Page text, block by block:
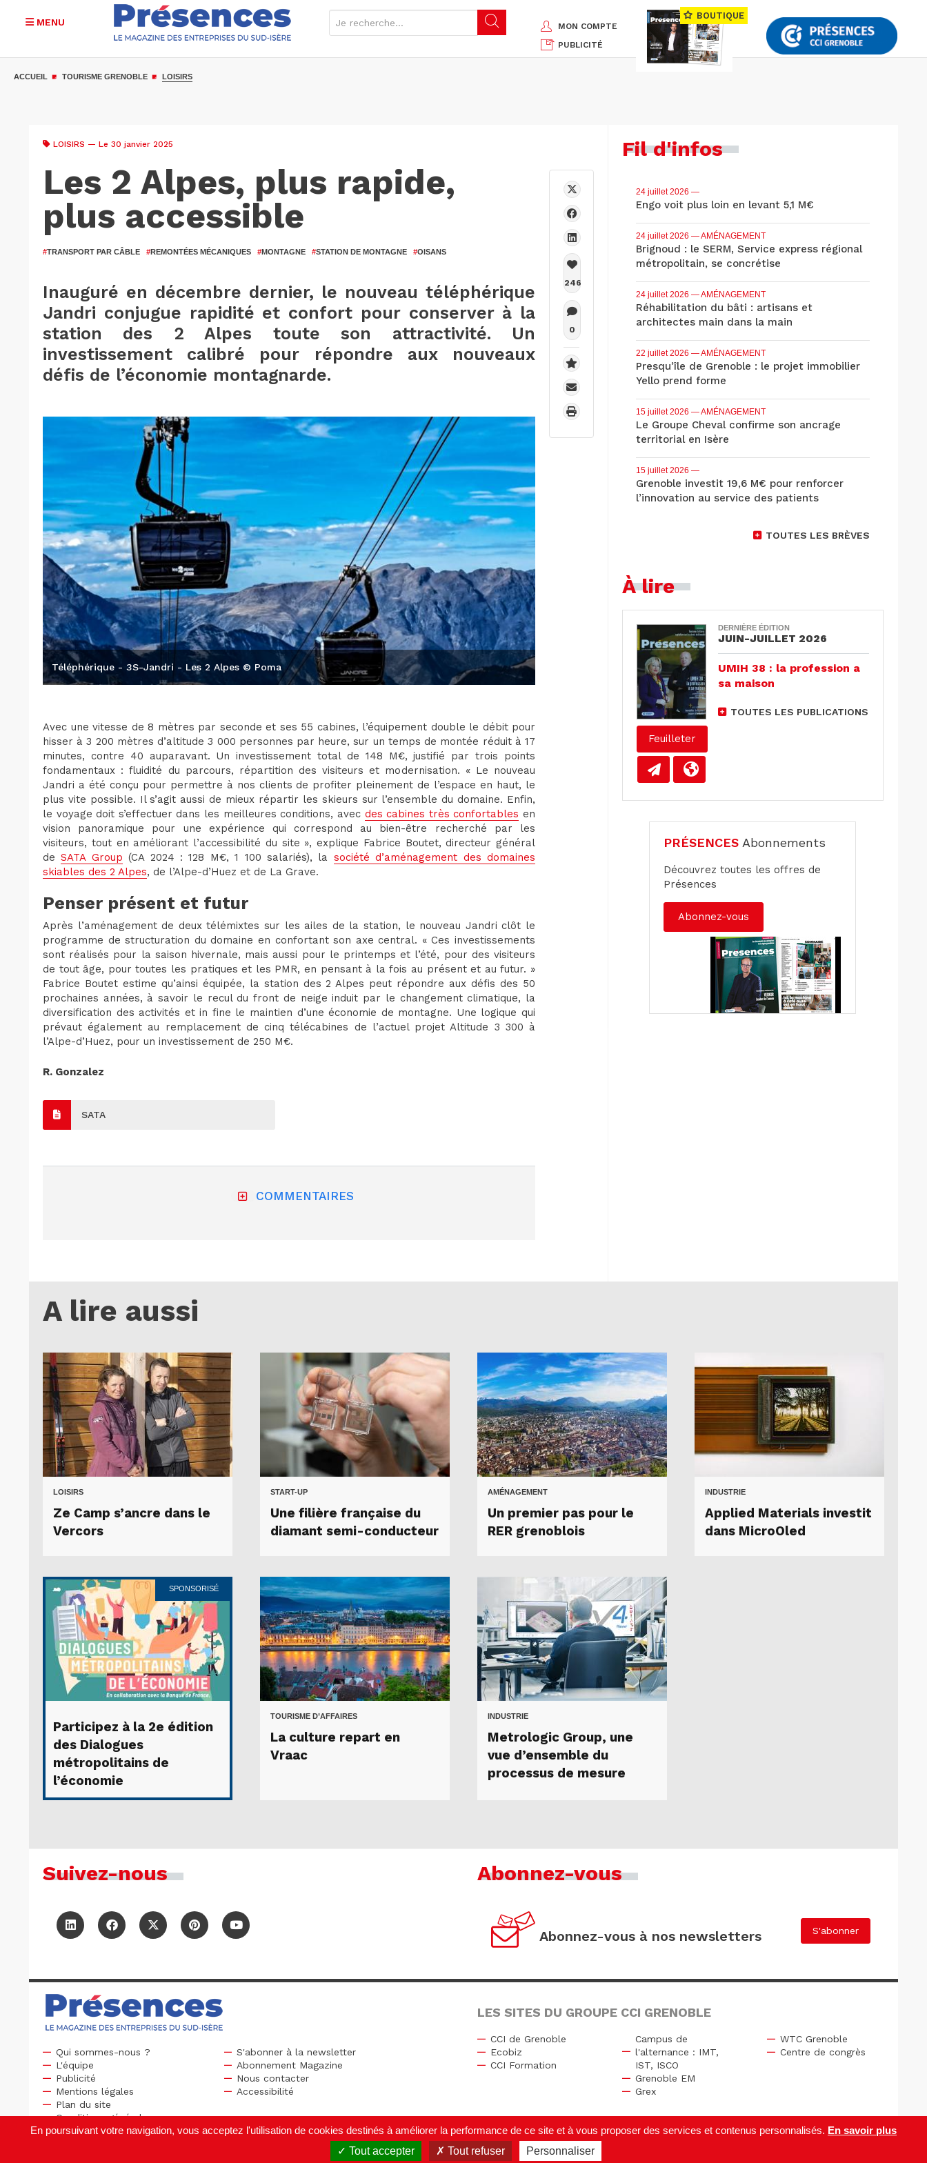
MENU
MON COMPTE
PUBLICITÉ
BOUTIQUE
ACCUEIL TOURISME GRENOBLE LOISIRS
LOISIRS — Le 30 janvier 2025
Les 2 Alpes, plus rapide,
plus accessible
#TRANSPORT PAR CÂBLE #REMONTÉES MÉCANIQUES #MONTAGNE #STATION DE MONTAGNE #OISANS
Inauguré en décembre dernier, le nouveau téléphérique
Jandri conjugue rapidité et confort pour conserver à la
station des 2 Alpes toute son attractivité. Un
investissement calibré pour répondre aux nouveaux
défis de l’économie montagnarde.
Téléphérique - 3S-Jandri - Les 2 Alpes © Poma
Avec une vitesse de 8 mètres par seconde et ses 55 cabines, l’équipement double le débit pour
hisser à 3 200 mètres d’altitude 3 000 personnes par heure, sur un temps de montée réduit à 17
minutes, contre 40 auparavant. Un investissement total de 148 M€, justifié par trois points
fondamentaux : fluidité du parcours, répartition des visiteurs et modernisation. « Le nouveau
Jandri a été conçu pour permettre à nos clients de profiter pleinement de l’espace en haut, le
plus vite possible. Il s’agit aussi de mieux répartir les skieurs sur l’ensemble du domaine. Enfin,
le voyage doit s’effectuer dans les meilleures conditions, avec des cabines très confortables en
vision panoramique pour une expérience qui correspond au bien-être recherché par les
visiteurs, tout en améliorant l’accessibilité du site », explique Fabrice Boutet, directeur général
deSATA Group (CA 2024 : 128 M€, 1 100 salariés), la société d’aménagement des domaines
skiables des 2 Alpes, de l’Alpe-d’Huez et de La Grave.
Penser présent et futur
Après l’aménagement de deux télémixtes sur les ailes de la station, le nouveau Jandri clôt le
programme de structuration du domaine en confortant son axe central. « Ces investissements
sont réalisés pour la saison hivernale, mais aussi pour le printemps et l’été, pour des visiteurs
de tout âge, pour toutes les pratiques et les PMR, en pensant à la fois au présent et au futur. »
Fabrice Boutet estime qu’ainsi équipée, la station des 2 Alpes peut répondre aux défis des 50
prochaines années, à savoir le recul du front de neige induit par le changement climatique, la
diversification des activités et in fine le maintien d’une économie de montagne. Une logique qui
prévaut également au remplacement de cinq télécabines de l’actuel projet Altitude 3 300 à
l’Alpe-d’Huez, pour un investissement de 250 M€.
R. Gonzalez
SATA
COMMENTAIRES
246
0
Fil d'infos
24 juillet 2026 —
Engo voit plus loin en levant 5,1 M€
24 juillet 2026 — AMÉNAGEMENT
Brignoud : le SERM, Service express régional
métropolitain, se concrétise
24 juillet 2026 — AMÉNAGEMENT
Réhabilitation du bâti : artisans et
architectes main dans la main
22 juillet 2026 — AMÉNAGEMENT
Presqu'île de Grenoble : le projet immobilier
Yello prend forme
15 juillet 2026 — AMÉNAGEMENT
Le Groupe Cheval confirme son ancrage
territorial en Isère
15 juillet 2026 —
Grenoble investit 19,6 M€ pour renforcer
l’innovation au service des patients
TOUTES LES BRÈVES
À lire
Feuilleter
DERNIÈRE ÉDITION
JUIN-JUILLET 2026
UMIH 38 : la profession a
sa maison
TOUTES LES PUBLICATIONS
PRÉSENCES Abonnements
Découvrez toutes les offres de
Présences
Abonnez-vous
A lire aussi
LOISIRS
Ze Camp s’ancre dans le
Vercors
START-UP
Une filière française du
diamant semi-conducteur
AMÉNAGEMENT
Un premier pas pour le
RER grenoblois
INDUSTRIE
Applied Materials investit
dans MicroOled
SPONSORISÉ
Participez à la 2e édition
des Dialogues
métropolitains de
l’économie
TOURISME D’AFFAIRES
La culture repart en
Vraac
INDUSTRIE
Metrologic Group, une
vue d’ensemble du
processus de mesure
Suivez-nous Abonnez-vous
Abonnez-vous à nos newsletters S'abonner
Qui sommes-nous ?
L'équipe
Publicité
S'abonner à la newsletter
Abonnement Magazine
Nous contacter
Mentions légales
Plan du site
Conditions générales
Accessibilité
LES SITES DU GROUPE CCI GRENOBLE
CCI de Grenoble
Ecobiz
CCI Formation
Campus de
l'alternance : IMT,
IST, ISCO
Grenoble EM
Grex
WTC Grenoble
Centre de congrès
En poursuivant votre navigation, vous acceptez l'utilisation de cookies destinés à améliorer la performance de ce site et à vous proposer des services et contenus personnalisés. En savoir plus
Tout accepter
Tout refuser Personnaliser